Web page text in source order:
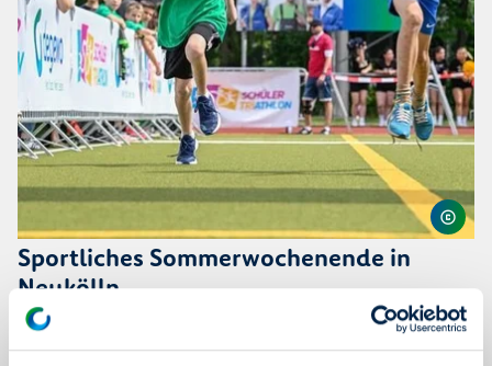
Sportliches Sommerwochenende in
Neukölln
Pressemitteilung | 16.06.26
degewo lädt zum Schülertriathlon und Seniorensportfest